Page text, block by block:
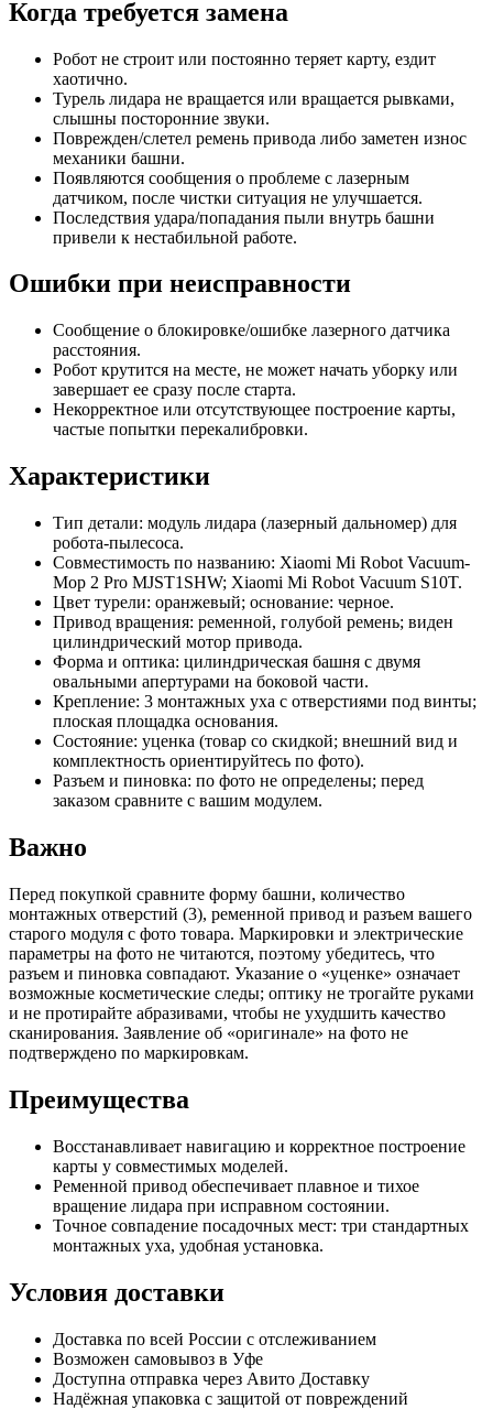
Когда требуется замена
Робот не строит или постоянно теряет карту, ездит
хаотично.
Турель лидара не вращается или вращается рывками,
слышны посторонние звуки.
Поврежден/слетел ремень привода либо заметен износ
механики башни.
Появляются сообщения о проблеме с лазерным
датчиком, после чистки ситуация не улучшается.
Последствия удара/попадания пыли внутрь башни
привели к нестабильной работе.
Ошибки при неисправности
Сообщение о блокировке/ошибке лазерного датчика
расстояния.
Робот крутится на месте, не может начать уборку или
завершает ее сразу после старта.
Некорректное или отсутствующее построение карты,
частые попытки перекалибровки.
Характеристики
Тип детали: модуль лидара (лазерный дальномер) для
робота-пылесоса.
Совместимость по названию: Xiaomi Mi Robot Vacuum-
Mop 2 Pro MJST1SHW; Xiaomi Mi Robot Vacuum S10T.
Цвет турели: оранжевый; основание: черное.
Привод вращения: ременной, голубой ремень; виден
цилиндрический мотор привода.
Форма и оптика: цилиндрическая башня с двумя
овальными апертурами на боковой части.
Крепление: 3 монтажных уха с отверстиями под винты;
плоская площадка основания.
Состояние: уценка (товар со скидкой; внешний вид и
комплектность ориентируйтесь по фото).
Разъем и пиновка: по фото не определены; перед
заказом сравните с вашим модулем.
Важно
Перед покупкой сравните форму башни, количество
монтажных отверстий (3), ременной привод и разъем вашего
старого модуля с фото товара. Маркировки и электрические
параметры на фото не читаются, поэтому убедитесь, что
разъем и пиновка совпадают. Указание о «уценке» означает
возможные косметические следы; оптику не трогайте руками
и не протирайте абразивами, чтобы не ухудшить качество
сканирования. Заявление об «оригинале» на фото не
подтверждено по маркировкам.
Преимущества
Восстанавливает навигацию и корректное построение
карты у совместимых моделей.
Ременной привод обеспечивает плавное и тихое
вращение лидара при исправном состоянии.
Точное совпадение посадочных мест: три стандартных
монтажных уха, удобная установка.
Условия доставки
Доставка по всей России с отслеживанием
Возможен самовывоз в Уфе
Доступна отправка через Авито Доставку
Надёжная упаковка с защитой от повреждений